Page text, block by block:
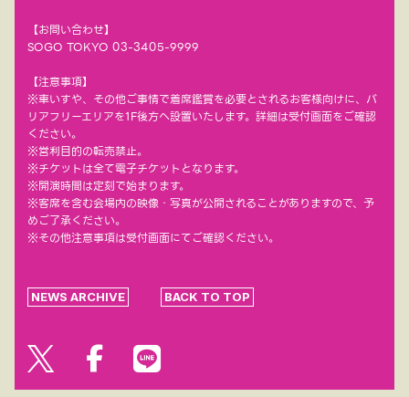
【お問い合わせ】
SOGO TOKYO 03-3405-9999
【注意事項】
※車いすや、その他ご事情で着席鑑賞を必要とされるお客様向けに、バ
リアフリーエリアを1F後方へ設置いたします。詳細は受付画面をご確認
ください。
※営利目的の転売禁止。
※チケットは全て電子チケットとなります。
※開演時間は定刻で始まります。
※客席を含む会場内の映像・写真が公開されることがありますので、予
めご了承ください。
※その他注意事項は受付画面にてご確認ください。
NEWS ARCHIVE BACK TO TOP